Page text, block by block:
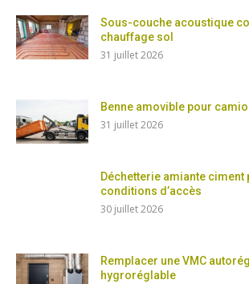
Sous-couche acoustique
chauffage sol
31 juillet 2026
Benne amovible pour
31 juillet 2026
Déchetterie amiante
conditions d’accès
30 juillet 2026
Remplacer une VMC
hygroréglable